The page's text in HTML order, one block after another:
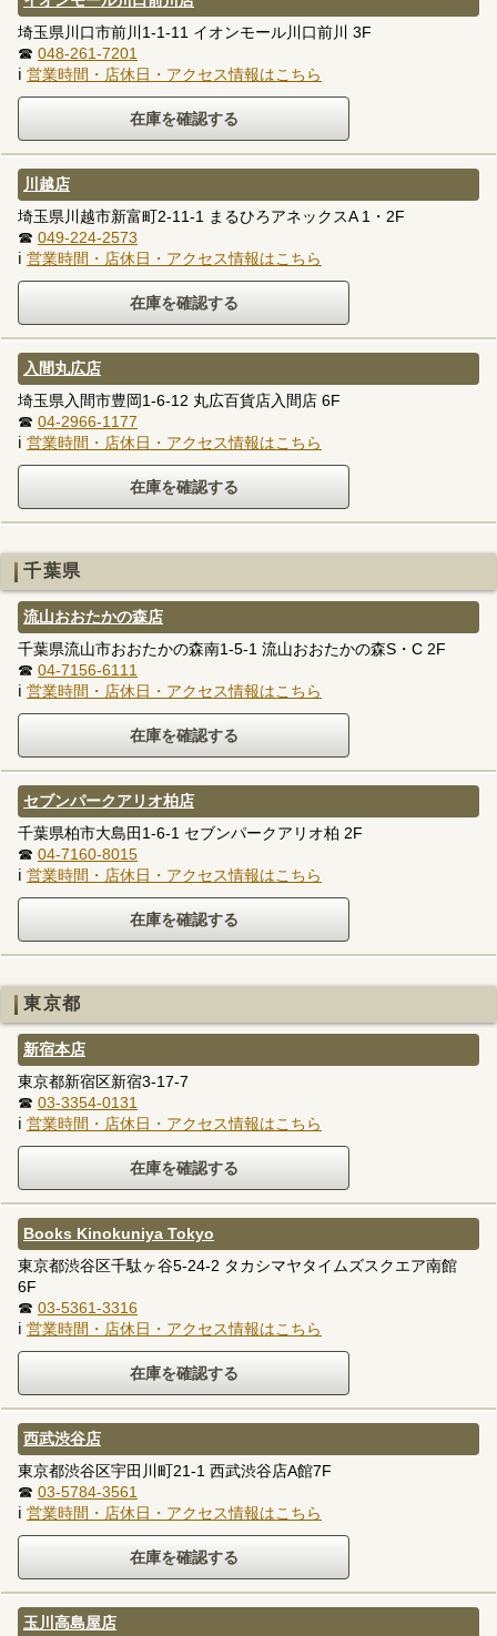
埼玉県川口市前川1-1-11 イオンモール川口前川 3F
☎ 048-261-7201
ℹ 営業時間・店休日・アクセス情報はこちら
川越店
埼玉県川越市新富町2-11-1 まるひろアネックスA 1・2F
☎ 049-224-2573
ℹ 営業時間・店休日・アクセス情報はこちら
入間丸広店
埼玉県入間市豊岡1-6-12 丸広百貨店入間店 6F
☎ 04-2966-1177
ℹ 営業時間・店休日・アクセス情報はこちら
千葉県
流山おおたかの森店
千葉県流山市おおたかの森南1-5-1 流山おおたかの森S・C 2F
☎ 04-7156-6111
ℹ 営業時間・店休日・アクセス情報はこちら
セブンパークアリオ柏店
千葉県柏市大島田1-6-1 セブンパークアリオ柏 2F
☎ 04-7160-8015
ℹ 営業時間・店休日・アクセス情報はこちら
東京都
新宿本店
東京都新宿区新宿3-17-7
☎ 03-3354-0131
ℹ 営業時間・店休日・アクセス情報はこちら
Books Kinokuniya Tokyo
東京都渋谷区千駄ヶ谷5-24-2 タカシマヤタイムズスクエア南館
6F
☎ 03-5361-3316
ℹ 営業時間・店休日・アクセス情報はこちら
西武渋谷店
東京都渋谷区宇田川町21-1 西武渋谷店A館7F
☎ 03-5784-3561
ℹ 営業時間・店休日・アクセス情報はこちら
玉川高島屋店